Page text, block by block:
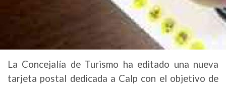
La Concejalía de Turismo ha editado una nueva
tarjeta postal dedicada a Calp con el objetivo de